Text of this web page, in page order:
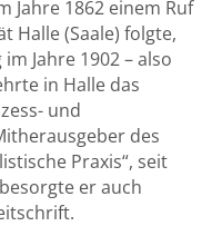
Jahre 1862 einem Ruf
Halle (Saale) folgte,
Jahre 1902 – also
in Halle das
und
des
Praxis“, seit
er auch